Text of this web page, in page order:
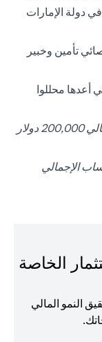
دولة الإمارات
تأمين وخبير
أعدها محللوا
(الحد الأدنى لرصيد الحساب الإجمالي 200,000 دولار
الإجمالي
الخاصة
النمو المالي